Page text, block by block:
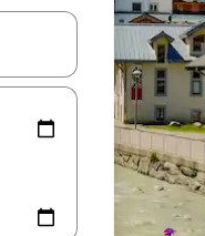
koristeći se